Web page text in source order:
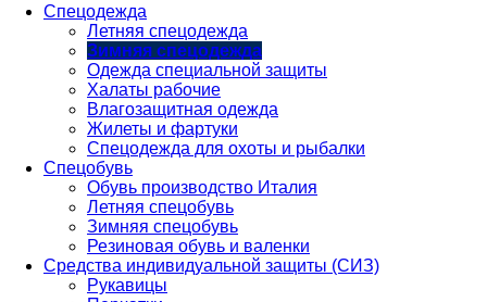
Спецодежда
Летняя спецодежда
Зимняя спецодежда
Одежда специальной защиты
Халаты рабочие
Влагозащитная одежда
Жилеты и фартуки
Спецодежда для охоты и рыбалки
Спецобувь
Обувь производство Италия
Летняя спецобувь
Зимняя спецобувь
Резиновая обувь и валенки
Средства индивидуальной защиты (СИЗ)
Рукавицы